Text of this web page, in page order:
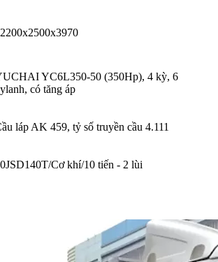
YC6L350-50 (350Hp), 4 kỳ, 6
có tăng áp
láp AK 459, tỷ số truyền cầu 4.111
Cơ khí/10 tiến - 2 lùi